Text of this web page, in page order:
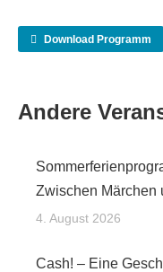
Download Programm
Andere
Zwischen Märchen
4. August 2026
Cash! – Eine